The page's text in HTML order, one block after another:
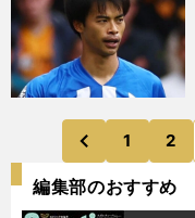
前
1 2
編集部のおすすめ